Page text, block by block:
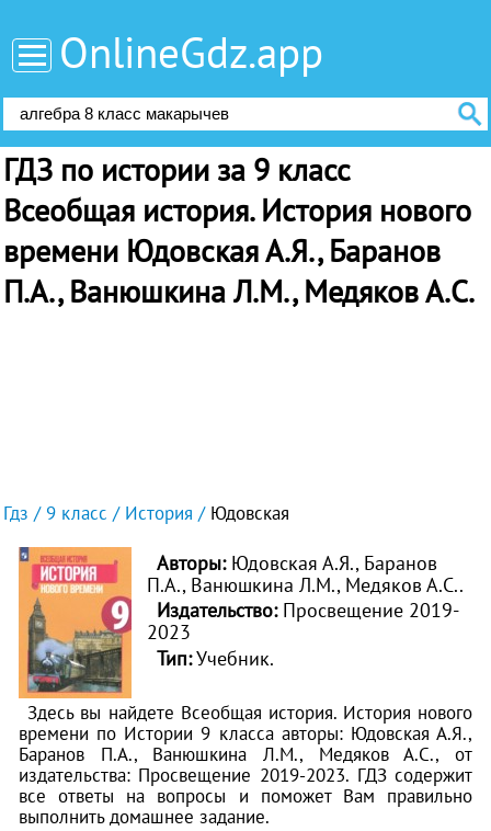
OnlineGdz.app
ГДЗ по истории за 9 класс
Всеобщая история. История нового
времени Юдовская А.Я., Баранов
П.А., Ванюшкина Л.М., Медяков А.С.
Гдз 9 класс История Юдовская
Авторы: Юдовская А.Я., Баранов
П.А., Ванюшкина Л.М., Медяков А.С..
Издательство: Просвещение 2019-
2023
Тип:Учебник.
Здесь вы найдете Всеобщая история. История нового
времени по Истории 9 класса авторы: Юдовская А.Я.,
Баранов П.А., Ванюшкина Л.М., Медяков А.С., от
издательства: Просвещение 2019-2023. ГДЗ содержит
все ответы на вопросы и поможет Вам правильно
выполнить домашнее задание.